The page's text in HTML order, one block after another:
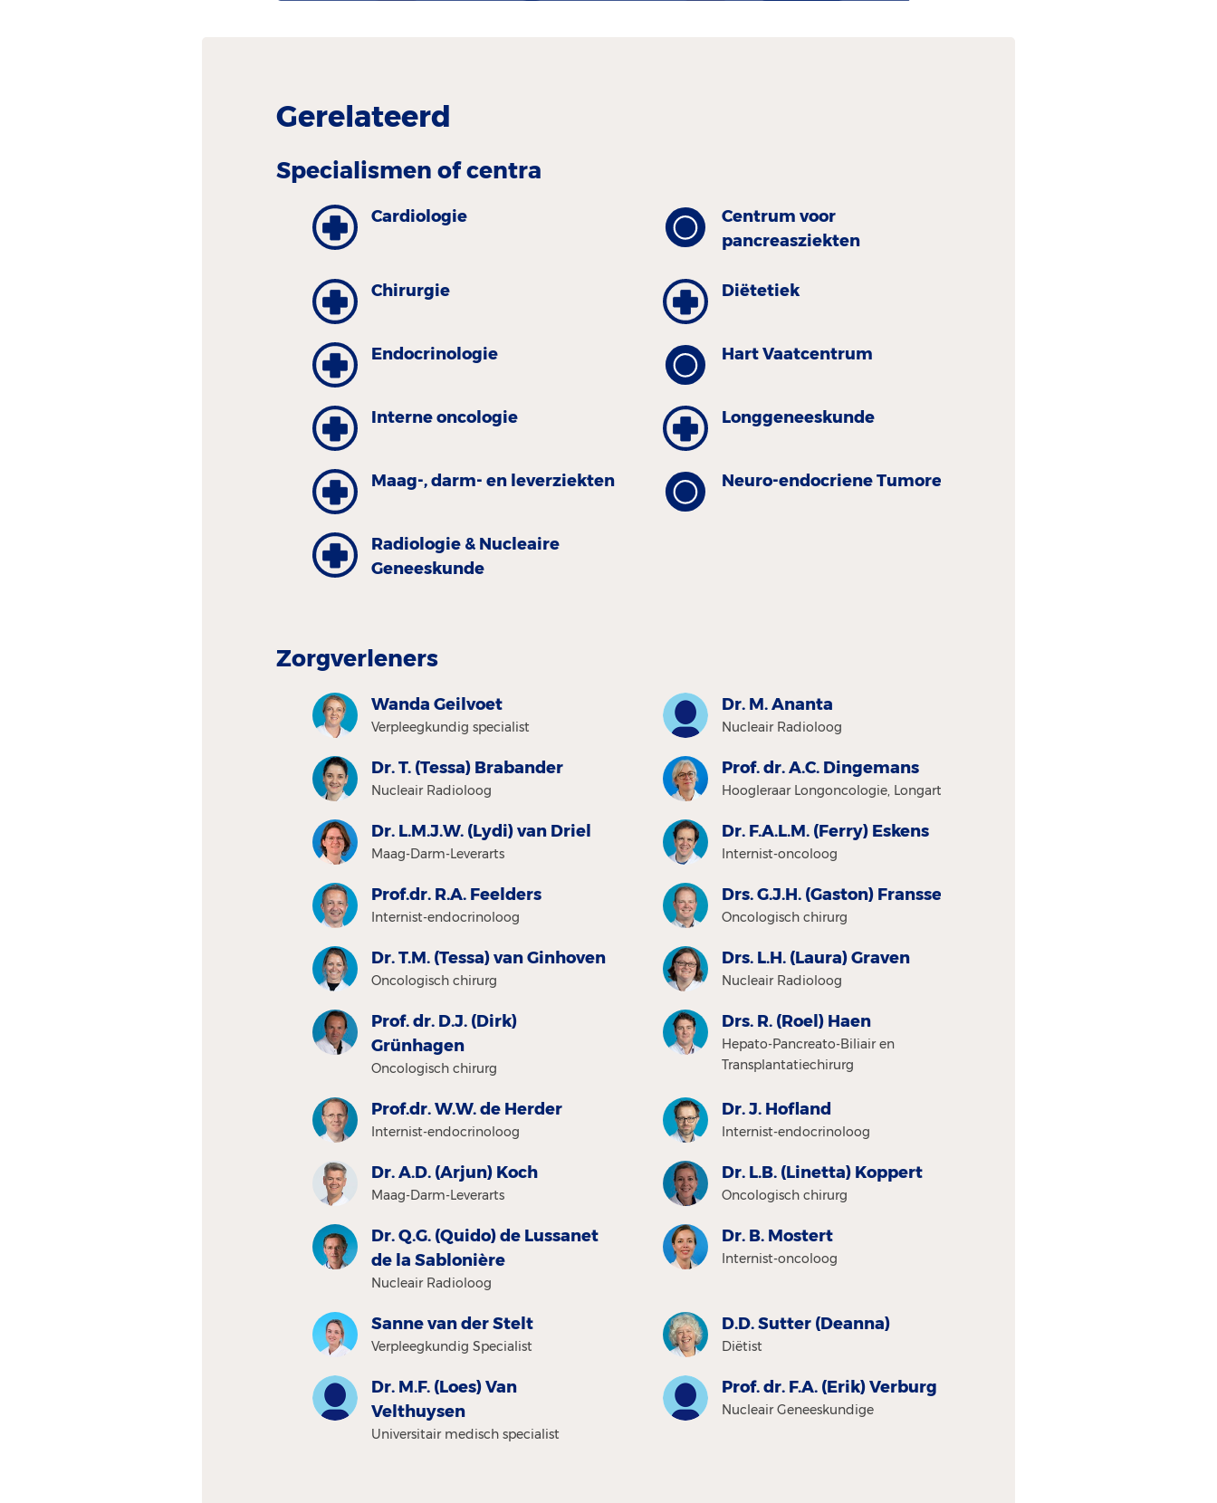
Gerelateerd
Specialismen of centra
Cardiologie
Centrum voor
pancreasziekten
Chirurgie Diëtetiek
Endocrinologie Hart Vaatcentrum
Interne oncologie Longgeneeskunde
Maag-, darm- en leverziekten Neuro-endocriene Tumoren
Radiologie & Nucleaire
Geneeskunde
Zorgverleners
Wanda Geilvoet
Verpleegkundig specialist
Dr. M. Ananta
Nucleair Radioloog
Dr. T. (Tessa) Brabander
Nucleair Radioloog
Prof. dr. A.C. Dingemans
Hoogleraar Longoncologie, Longarts
Dr. L.M.J.W. (Lydi) van Driel
Maag-Darm-Leverarts
Dr. F.A.L.M. (Ferry) Eskens
Internist-oncoloog
Prof.dr. R.A. Feelders
Internist-endocrinoloog
Drs. G.J.H. (Gaston) Franssen
Oncologisch chirurg
Dr. T.M. (Tessa) van Ginhoven
Oncologisch chirurg
Drs. L.H. (Laura) Graven
Nucleair Radioloog
Prof. dr. D.J. (Dirk)
Grünhagen
Oncologisch chirurg
Drs. R. (Roel) Haen
Hepato-Pancreato-Biliair en
Transplantatiechirurg
Prof.dr. W.W. de Herder
Internist-endocrinoloog
Dr. J. Hofland
Internist-endocrinoloog
Dr. A.D. (Arjun) Koch
Maag-Darm-Leverarts
Dr. L.B. (Linetta) Koppert
Oncologisch chirurg
Dr. Q.G. (Quido) de Lussanet
de la Sablonière
Nucleair Radioloog
Dr. B. Mostert
Internist-oncoloog
Sanne van der Stelt
Verpleegkundig Specialist
D.D. Sutter (Deanna)
Diëtist
Dr. M.F. (Loes) Van
Velthuysen
Universitair medisch specialist
Prof. dr. F.A. (Erik) Verburg
Nucleair Geneeskundige